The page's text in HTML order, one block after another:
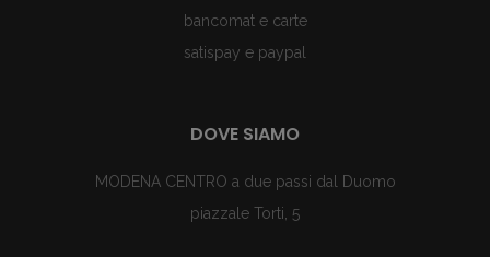
bancomat e carte
satispay e paypal
DOVE SIAMO
MODENA CENTRO a due passi dal Duomo
piazzale Torti, 5